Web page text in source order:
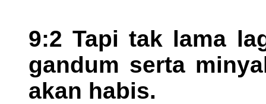
9:2 Tapi tak lama
gandum serta
akan habis.